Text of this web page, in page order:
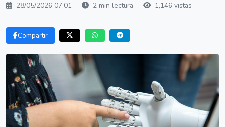
28/05/2026 07:01 2 min lectura 1,146 vistas
Compartir